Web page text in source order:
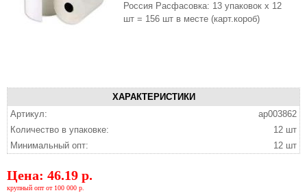
Россия Расфасовка: 13 упаковок x 12
шт = 156 шт в месте (карт.короб)
ХАРАКТЕРИСТИКИ
Артикул:
ap003862
Количество в упаковке:
12 шт
Минимальный опт:
12 шт
Цена: 46.19 р.
крупный опт от 100 000 р.